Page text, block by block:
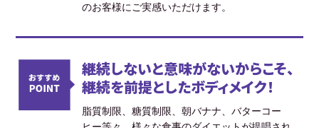
のお客様にご実感いただけます。
継続しないと意味がないからこそ、
継続を前提としたボディメイク！
脂質制限、糖質制限、朝バナナ、バターコー